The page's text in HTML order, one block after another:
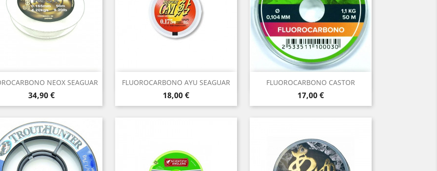
NEOX SEAGUAR
Precio
34,90 €
Vista rápida FLUOROCARBONO AYU SEAGUAR
Precio
18,00 €
Vista rápida FLUOROCARBONO CASTOR
Precio
17,00 €
Vista rápida